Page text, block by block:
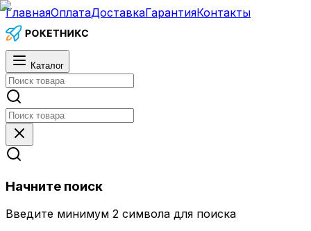
ГлавнаяОплатаДоставкаГарантияКонтакты
Каталог
Начните поиск
Введите минимум 2 символа для поиска